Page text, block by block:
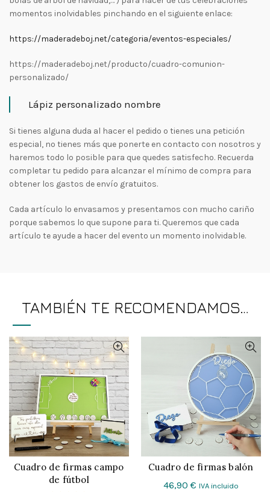
momentos inolvidables pinchando en el siguiente enlace:
https://maderadeboj.net/categoria/eventos-especiales/
https://maderadeboj.net/producto/cuadro-comunion-
personalizado/
Lápiz personalizado nombre
Si tienes alguna duda al hacer el pedido o tienes una petición
especial, no tienes más que ponerte en contacto con nosotros y
haremos todo lo posible para que quedes satisfecho. Recuerda
completar tu pedido para alcanzar el mínimo de compra para
obtener los gastos de envío gratuitos.
Cada artículo lo envasamos y presentamos con mucho cariño
porque sabemos lo que supone para ti. Queremos que cada
artículo te ayude a hacer del evento un momento inolvidable.
TAMBIÉN TE RECOMENDAMOS…
CONFIGURAR
Cuadro de firmas campo
de fútbol
CONFIGURAR
Cuadro de firmas balón
46,90 € IVA incluido